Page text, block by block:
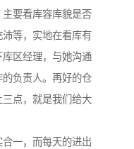
要看库容库貌是否
等，实地在看库有
区经理，与她沟通
负责人。再好的仓
点，就是我们给大
一，而每天的进出